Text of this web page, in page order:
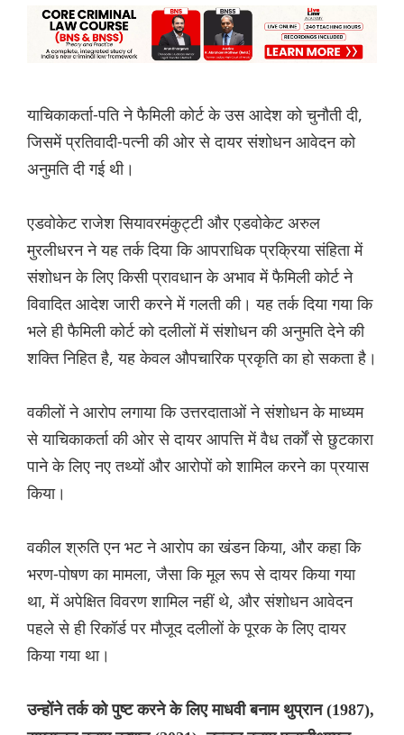
याचिकाकर्ता-पति ने फैमिली कोर्ट के उस आदेश को चुनौती दी,
जिसमें प्रतिवादी-पत्नी की ओर से दायर संशोधन आवेदन को
अनुमति दी गई थी।
एडवोकेट राजेश सियावरमंकुट्टी और एडवोकेट अरुल
मुरलीधरन ने यह तर्क दिया कि आपराधिक प्रक्रिया संहिता में
संशोधन के लिए किसी प्रावधान के अभाव में फैमिली कोर्ट ने
विवादित आदेश जारी करने में गलती की। यह तर्क दिया गया कि
भले ही फैमिली कोर्ट को दलीलों में संशोधन की अनुमति देने की
शक्ति निहित है, यह केवल औपचारिक प्रकृति का हो सकता है।
वकीलों ने आरोप लगाया कि उत्तरदाताओं ने संशोधन के माध्यम
से याचिकाकर्ता की ओर से दायर आपत्ति में वैध तर्कों से छुटकारा
पाने के लिए नए तथ्यों और आरोपों को शामिल करने का प्रयास
किया।
वकील श्रुति एन भट ने आरोप का खंडन किया, और कहा कि
भरण-पोषण का मामला, जैसा कि मूल रूप से दायर किया गया
था, में अपेक्षित विवरण शामिल नहीं थे, और संशोधन आवेदन
पहले से ही रिकॉर्ड पर मौजूद दलीलों के पूरक के लिए दायर
किया गया था।
उन्होंने तर्क को पुष्ट करने के लिए माधवी बनाम थुप्रान (1987),